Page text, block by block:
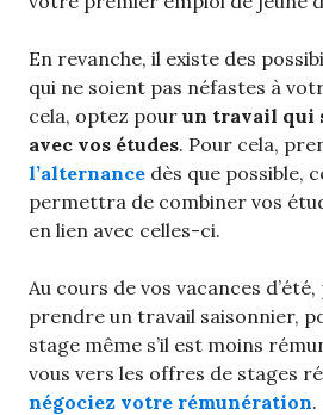
En revanche, il existe des
qui ne soient pas néfastes à
cela, optez pour un travail qui
avec vos études. Pour cela,
l’alternance dès que possible,
permettra de combiner vos
en lien avec celles-ci.
Au cours de vos vacances
prendre un travail saisonnier,
stage même s’il est moins
vous vers les offres de stages
négociez votre rémunération.